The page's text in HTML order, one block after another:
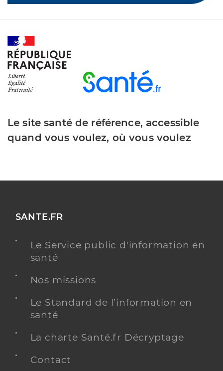
Le site santé de référence, accessible
quand vous voulez, où vous voulez
SANTE.FR
Le Service public d'information en
santé
Nos missions
Le Standard de l’information en
santé
La charte Santé.fr Décryptage
Contact